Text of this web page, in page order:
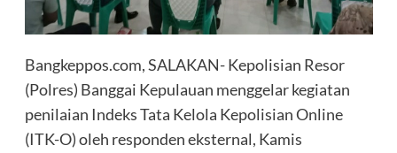
Bangkeppos.com, SALAKAN- Kepolisian Resor
(Polres) Banggai Kepulauan menggelar kegiatan
penilaian Indeks Tata Kelola Kepolisian Online
(ITK-O) oleh responden eksternal, Kamis